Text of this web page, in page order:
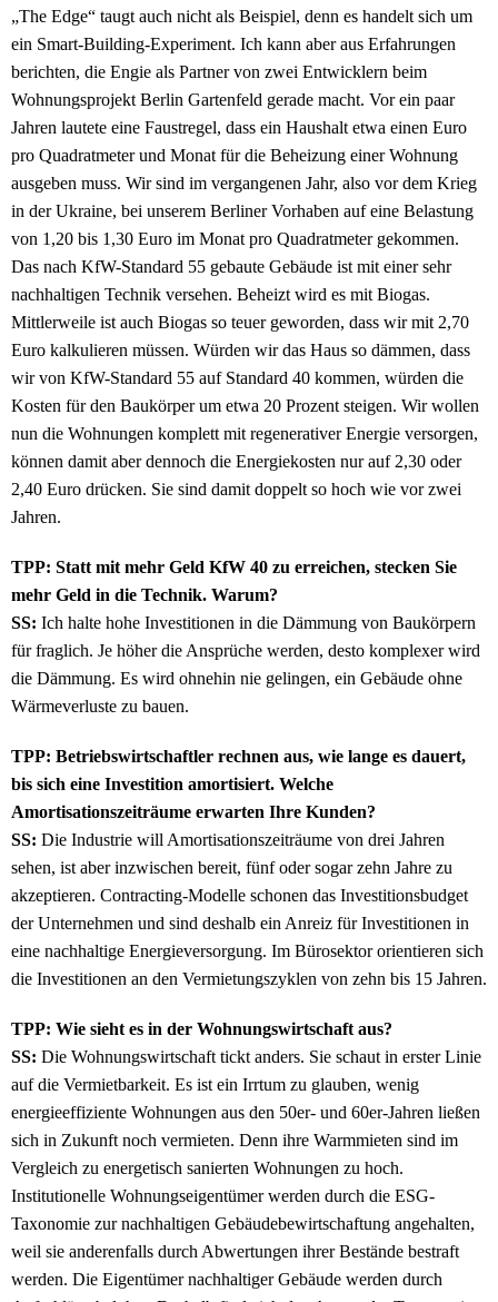
„The Edge“ taugt auch nicht als Beispiel, denn es handelt sich um
ein Smart-Building-Experiment. Ich kann aber aus Erfahrungen
berichten, die Engie als Partner von zwei Entwicklern beim
Wohnungsprojekt Berlin Gartenfeld gerade macht. Vor ein paar
Jahren lautete eine Faustregel, dass ein Haushalt etwa einen Euro
pro Quadratmeter und Monat für die Beheizung einer Wohnung
ausgeben muss. Wir sind im vergangenen Jahr, also vor dem Krieg
in der Ukraine, bei unserem Berliner Vorhaben auf eine Belastung
von 1,20 bis 1,30 Euro im Monat pro Quadratmeter gekommen.
Das nach KfW-Standard 55 gebaute Gebäude ist mit einer sehr
nachhaltigen Technik versehen. Beheizt wird es mit Biogas.
Mittlerweile ist auch Biogas so teuer geworden, dass wir mit 2,70
Euro kalkulieren müssen. Würden wir das Haus so dämmen, dass
wir von KfW-Standard 55 auf Standard 40 kommen, würden die
Kosten für den Baukörper um etwa 20 Prozent steigen. Wir wollen
nun die Wohnungen komplett mit regenerativer Energie versorgen,
können damit aber dennoch die Energiekosten nur auf 2,30 oder
2,40 Euro drücken. Sie sind damit doppelt so hoch wie vor zwei
Jahren.
TPP: Statt mit mehr Geld KfW 40 zu erreichen, stecken Sie
mehr Geld in die Technik. Warum?
SS: Ich halte hohe Investitionen in die Dämmung von Baukörpern
für fraglich. Je höher die Ansprüche werden, desto komplexer wird
die Dämmung. Es wird ohnehin nie gelingen, ein Gebäude ohne
Wärmeverluste zu bauen.
TPP: Betriebswirtschaftler rechnen aus, wie lange es dauert,
bis sich eine Investition amortisiert. Welche
Amortisationszeiträume erwarten Ihre Kunden?
SS: Die Industrie will Amortisationszeiträume von drei Jahren
sehen, ist aber inzwischen bereit, fünf oder sogar zehn Jahre zu
akzeptieren. Contracting-Modelle schonen das Investitionsbudget
der Unternehmen und sind deshalb ein Anreiz für Investitionen in
eine nachhaltige Energieversorgung. Im Bürosektor orientieren sich
die Investitionen an den Vermietungszyklen von zehn bis 15 Jahren.
TPP: Wie sieht es in der Wohnungswirtschaft aus?
SS: Die Wohnungswirtschaft tickt anders. Sie schaut in erster Linie
auf die Vermietbarkeit. Es ist ein Irrtum zu glauben, wenig
energieeffiziente Wohnungen aus den 50er- und 60er-Jahren ließen
sich in Zukunft noch vermieten. Denn ihre Warmmieten sind im
Vergleich zu energetisch sanierten Wohnungen zu hoch.
Institutionelle Wohnungseigentümer werden durch die ESG-
Taxonomie zur nachhaltigen Gebäudebewirtschaftung angehalten,
weil sie anderenfalls durch Abwertungen ihrer Bestände bestraft
werden. Die Eigentümer nachhaltiger Gebäude werden durch